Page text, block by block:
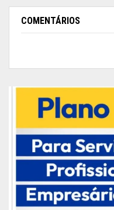
COMENTÁRIOS